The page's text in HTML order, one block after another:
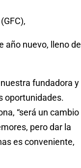
año nuevo, lleno de
fundadora y
oportunidades.
“será un cambio
pero dar la
es conveniente,